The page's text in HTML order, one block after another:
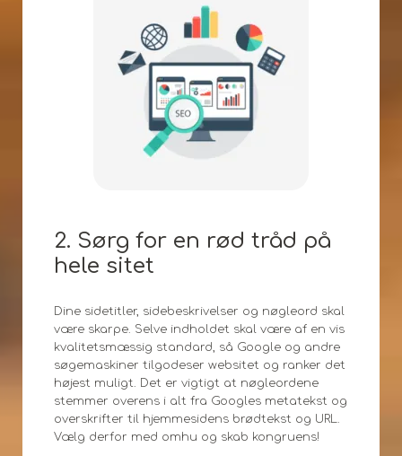
2. Sørg for en rød tråd på
hele sitet
Dine sidetitler, sidebeskrivelser og nøgleord skal
være skarpe. Selve indholdet skal være af en vis
kvalitetsmæssig standard, så Google og andre
søgemaskiner tilgodeser websitet og ranker det
højest muligt. Det er vigtigt at nøgleordene
stemmer overens i alt fra Googles metatekst og
overskrifter til hjemmesidens brødtekst og URL.
Vælg derfor med omhu og skab kongruens!